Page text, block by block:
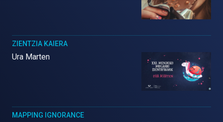
ZIENTZIA KAIERA
Ura Marten
MAPPING IGNORANCE